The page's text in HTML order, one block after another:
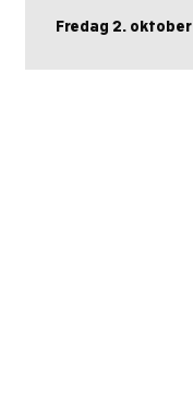
Fredag 2. oktober